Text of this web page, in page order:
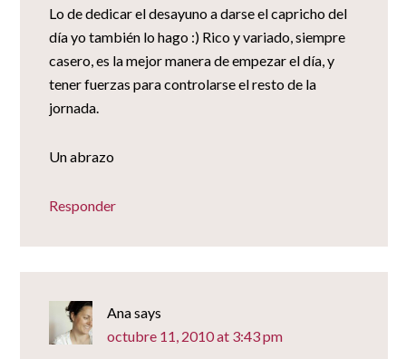
Lo de dedicar el desayuno a darse el capricho del
día yo también lo hago :) Rico y variado, siempre
casero, es la mejor manera de empezar el día, y
tener fuerzas para controlarse el resto de la
jornada.
Un abrazo
Responder
Anasays
octubre 11, 2010 at 3:43 pm